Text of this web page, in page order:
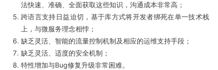
法快速、准确、全面获取这些知识，沟通成本非常高；
跨语言支持日益迫切，基于库方式将开发者绑死在单一技术栈
上，与微服务理念相悖；
缺乏灵活、智能的流量控制机制及相应的运维支持手段；
缺乏灵活、适度的安全机制；
特性增加与Bug修复升级非常困难。